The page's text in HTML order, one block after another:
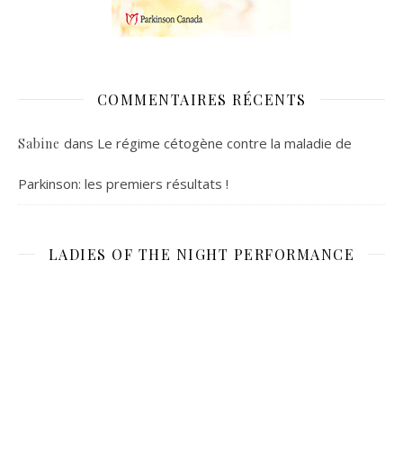
COMMENTAIRES RÉCENTS
Sabine dans Le régime cétogène contre la maladie de
Parkinson: les premiers résultats !
LADIES OF THE NIGHT PERFORMANCE